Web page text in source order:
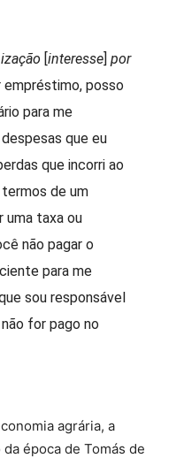
[interesse]por
posso
para me
que eu
que incorri ao
de um
uma taxa ou
não pagar o
para me
sou responsável
for pago no
agrária, a
época de Tomás de